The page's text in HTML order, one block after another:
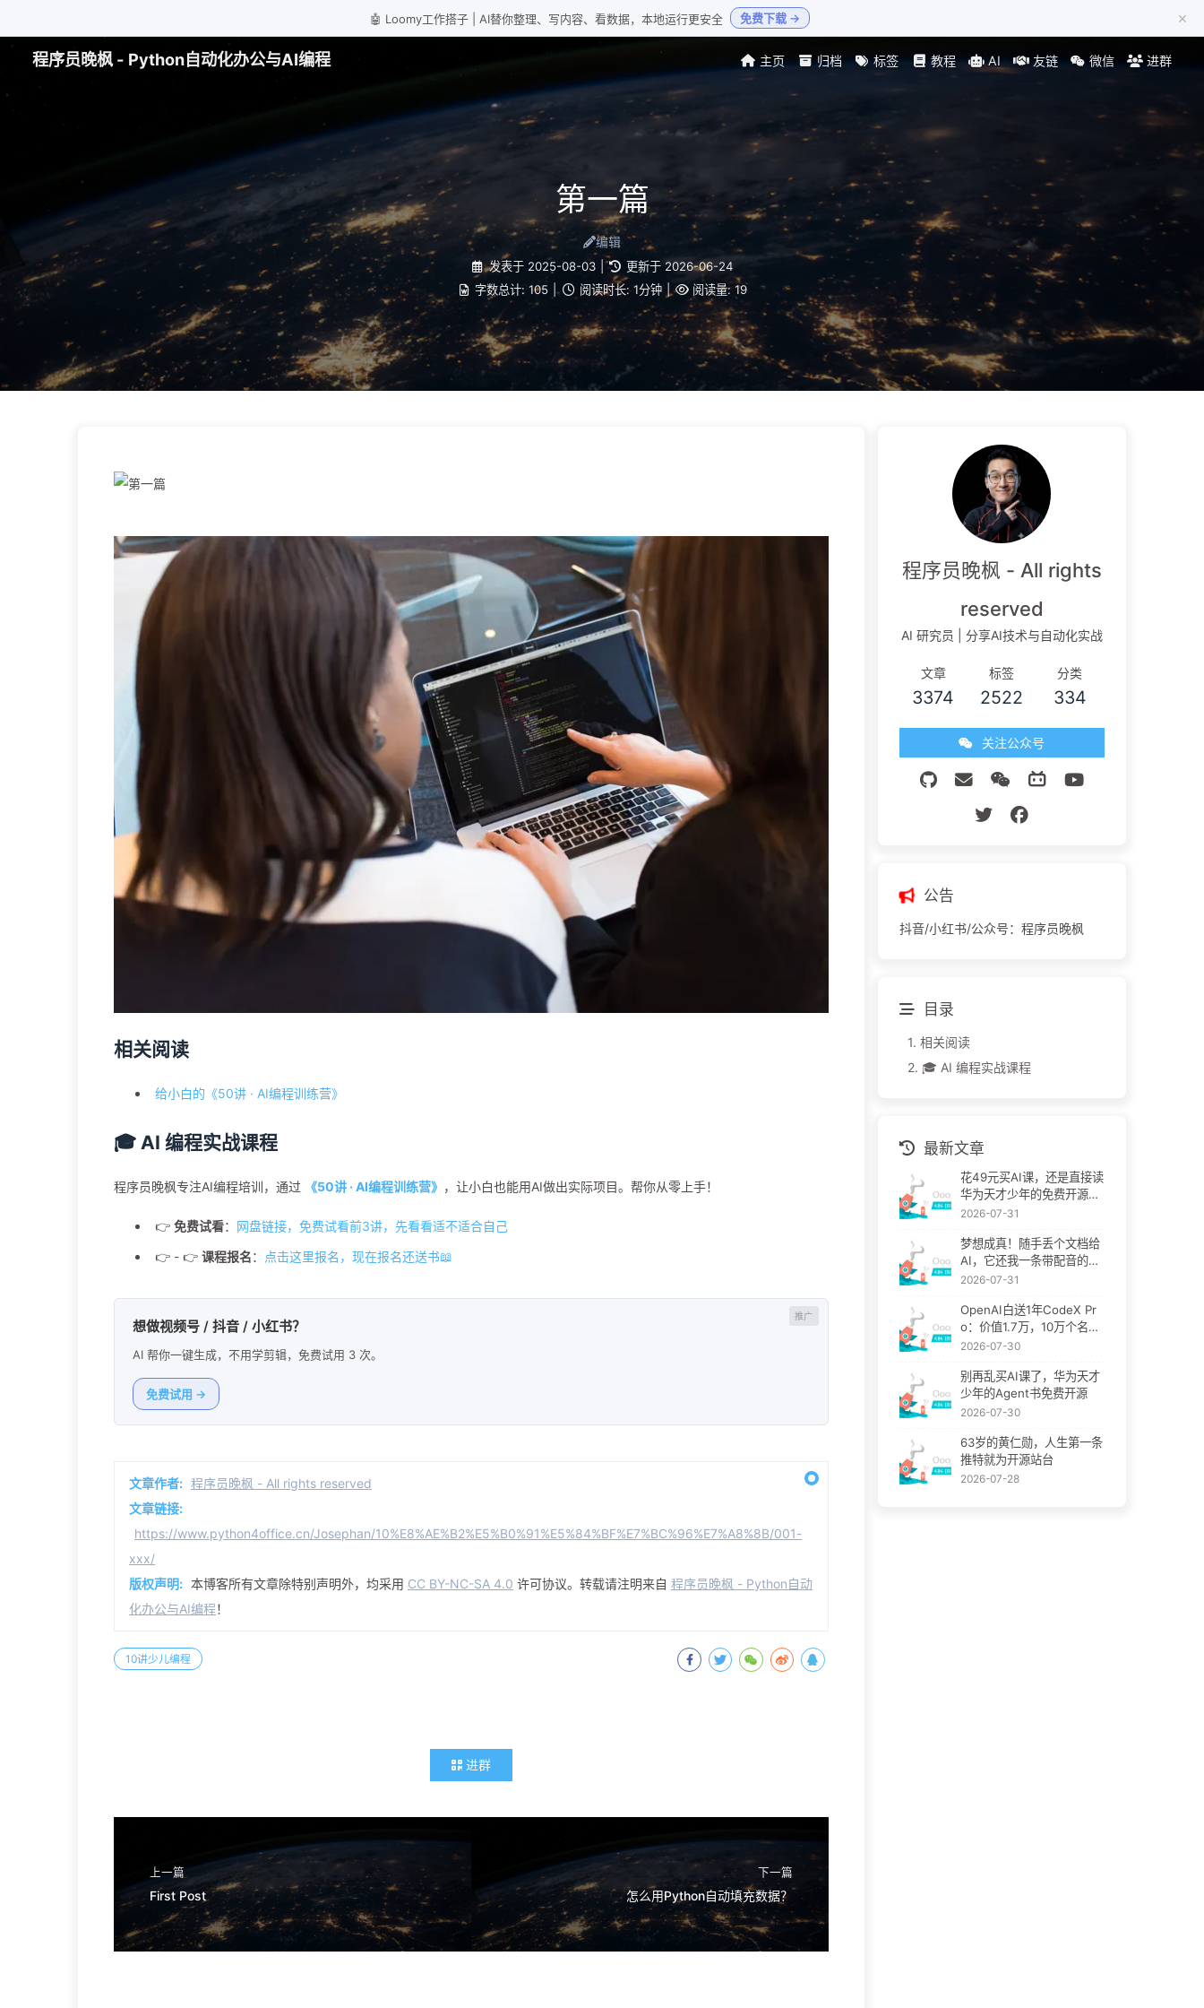
🤖 Loomy工作搭子 | AI替你整理、写内容、看数据，本地运行更安全 免费下载 → ×
程序员晚枫 - Python自动化办公与AI编程 主页 归档 标签 教程 AI 友链 微信 进群
第一篇
编辑
发表于 2025-08-03 更新于 2026-06-24
字数总计: 105 | 阅读时长: 1分钟 阅读量: 19
相关阅读
给小白的《50讲 · AI编程训练营》
🎓 AI 编程实战课程
程序员晚枫专注AI编程培训，通过 《50讲 · AI编程训练营》 ，让小白也能用AI做出实际项目。帮你从零上手！
👉 免费试看： 网盘链接，免费试看前3讲，先看看适不适合自己
👉 - 👉 课程报名： 点击这里报名，现在报名还送书📖
想做视频号 / 抖音 / 小红书？
AI 帮你一键生成，不用学剪辑，免费试用 3 次。
免费试用 →
文章作者: 程序员晚枫 - All rights reserved
文章链接:
https://www.python4office.cn/Josephan/10%E8%AE%B2%E5%B0%91%E5%84%BF%E7%BC%96%E7%A8%8B/001-
xxx/
版权声明: 本博客所有文章除特别声明外，均采用 CC BY-NC-SA 4.0 许可协议。转载请注明来自 程序员晚枫 - Python自动
化办公与AI编程！
10讲少儿编程
进群
上一篇
First Post
下一篇
怎么用Python自动填充数据？
程序员晚枫 - All rights
reserved
AI 研究员 | 分享AI技术与自动化实战
文章
3374
标签
2522
分类
334
关注公众号
公告
抖音/小红书/公众号：程序员晚枫
目录
1. 相关阅读
2. 🎓 AI 编程实战课程
最新文章
花49元买AI课，还是直接读
华为天才少年的免费开源
书？
2026-07-31
梦想成真！随手丢个文档给
AI，它还我一条带配音的讲
解视频
2026-07-31
OpenAI白送1年CodeX Pr
o：价值1.7万，10万个名额
先到先得
2026-07-30
别再乱买AI课了，华为天才
少年的Agent书免费开源
2026-07-30
63岁的黄仁勋，人生第一条
推特就为开源站台
2026-07-28